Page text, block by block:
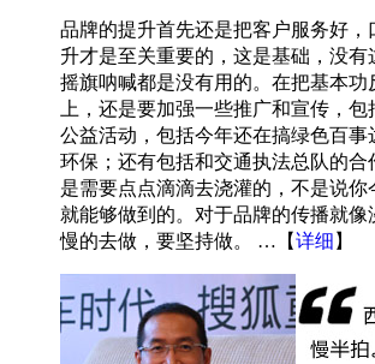
品牌的提升首先还是把客户服务好，
升才是至关重要的，这是基础，没有
摇旗呐喊都是没有用的。在把基本功
上，还是要加强一些推广和宣传，
公益活动，包括今年还在搞绿色百事
环保；还有包括和交通执法总队的合
是需要点点滴滴去浇灌的，不是说你
就能够做到的。对于品牌的传播就像
慢的去做，要坚持做。 …【详细 】